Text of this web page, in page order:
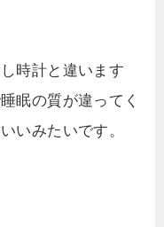
時計と違います
眠の質が違ってく
いみたいです。